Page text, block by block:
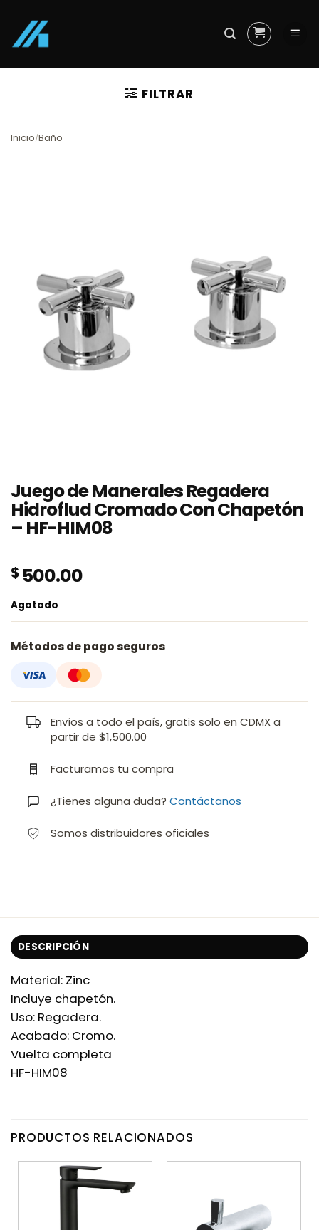
content
FILTRAR
Inicio/Baño
Juego de Manerales Regadera
Hidroflud Cromado Con Chapetón
– HF-HIM08
$ 500.00
Agotado
Métodos de pago seguros
Envíos a todo el país, gratis solo en CDMX a
partir de $1,500.00
Facturamos tu compra
¿Tienes alguna duda? Contáctanos
Somos distribuidores oficiales
DESCRIPCIÓN
Material: Zinc
Incluye chapetón.
Uso: Regadera.
Acabado: Cromo.
Vuelta completa
HF-HIM08
PRODUCTOS RELACIONADOS